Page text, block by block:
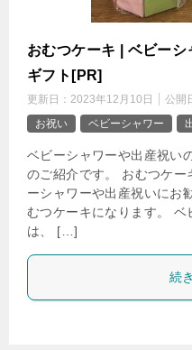
おむつケーキ | ベビー
ギフト[PR]
更新日： 2023年12月10日 公開
お祝い
ベビーシャワー
ベビーシャワーや出産祝い
のご紹介です。 おむつケ
ーシャワーや出産祝いにお
むつケーキになります。 ベ
は、 […]
続